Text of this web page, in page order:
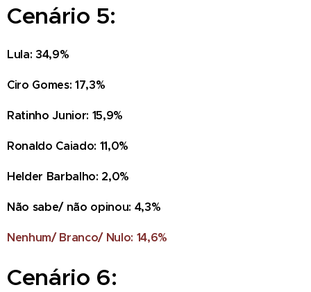
Cenário 5:
Lula: 34,9%
Ciro Gomes: 17,3%
Ratinho Junior: 15,9%
Ronaldo Caiado: 11,0%
Helder Barbalho: 2,0%
Não sabe/ não opinou: 4,3%
Nenhum/ Branco/ Nulo: 14,6%
Cenário 6: